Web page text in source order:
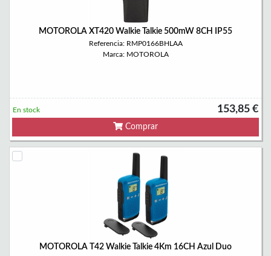
MOTOROLA XT420 Walkie Talkie 500mW 8CH IP55
Referencia: RMP0166BHLAA
Marca: MOTOROLA
153,85 €
En stock
Comprar
MOTOROLA T42 Walkie Talkie 4Km 16CH Azul Duo